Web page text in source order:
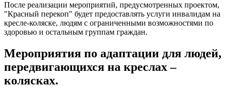
После реализации мероприятий, предусмотренных проектом,
"Красный перекоп" будет предоставлять услуги инвалидам на
кресле-коляске, людям с ограниченными возможностями по
здоровью и остальным группам граждан.
Мероприятия по адаптации для людей,
передвигающихся на креслах –
колясках.